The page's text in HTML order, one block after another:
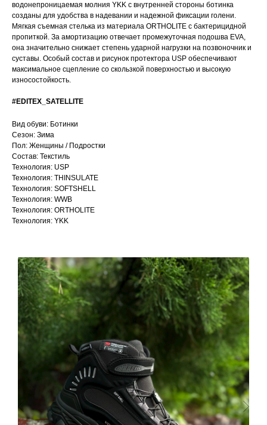
водонепроницаемая молния YKK с внутренней стороны ботинка
созданы для удобства в надевании и надежной фиксации голени.
Мягкая съемная стелька из материала ORTHOLITE с бактерицидной
пропиткой. За амортизацию отвечает промежуточная подошва EVA,
она значительно снижает степень ударной нагрузки на позвоночник и
суставы. Особый состав и рисунок протектора USP обеспечивают
максимальное сцепление со скользкой поверхностью и высокую
износостойкость.
#EDITEX_SATELLITE
Вид обуви: Ботинки
Сезон: Зима
Пол: Женщины / Подростки
Состав: Текстиль
Технология: USP
Технология: THINSULATE
Технология: SOFTSHELL
Технология: WWB
Технология: ORTHOLITE
Технология: YKK